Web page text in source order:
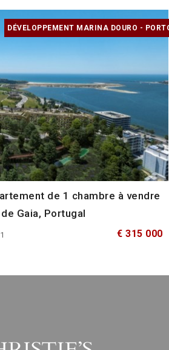
DÉVELOPPEMENT MARINA DOURO -
de 1 chambre à vendre
Gaia, Portugal
€ 315 000